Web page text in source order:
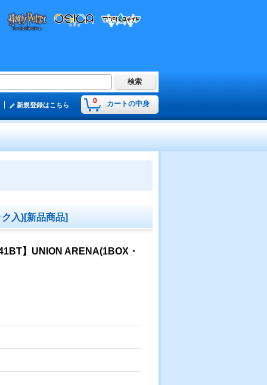
0 カートの中身
新規登録はこちら
入)[新品商品]
】UNION ARENA(1BOX・